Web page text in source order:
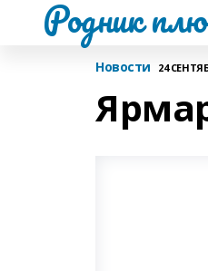
Родник
Новости 24